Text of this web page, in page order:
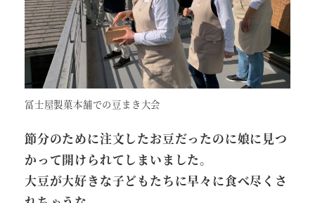
冨士屋製菓本舗での豆まき大会
節分のために注文したお豆だったのに娘に見つ
かって開けられてしまいました。
大豆が大好きな子どもたちに早々に食べ尽くさ